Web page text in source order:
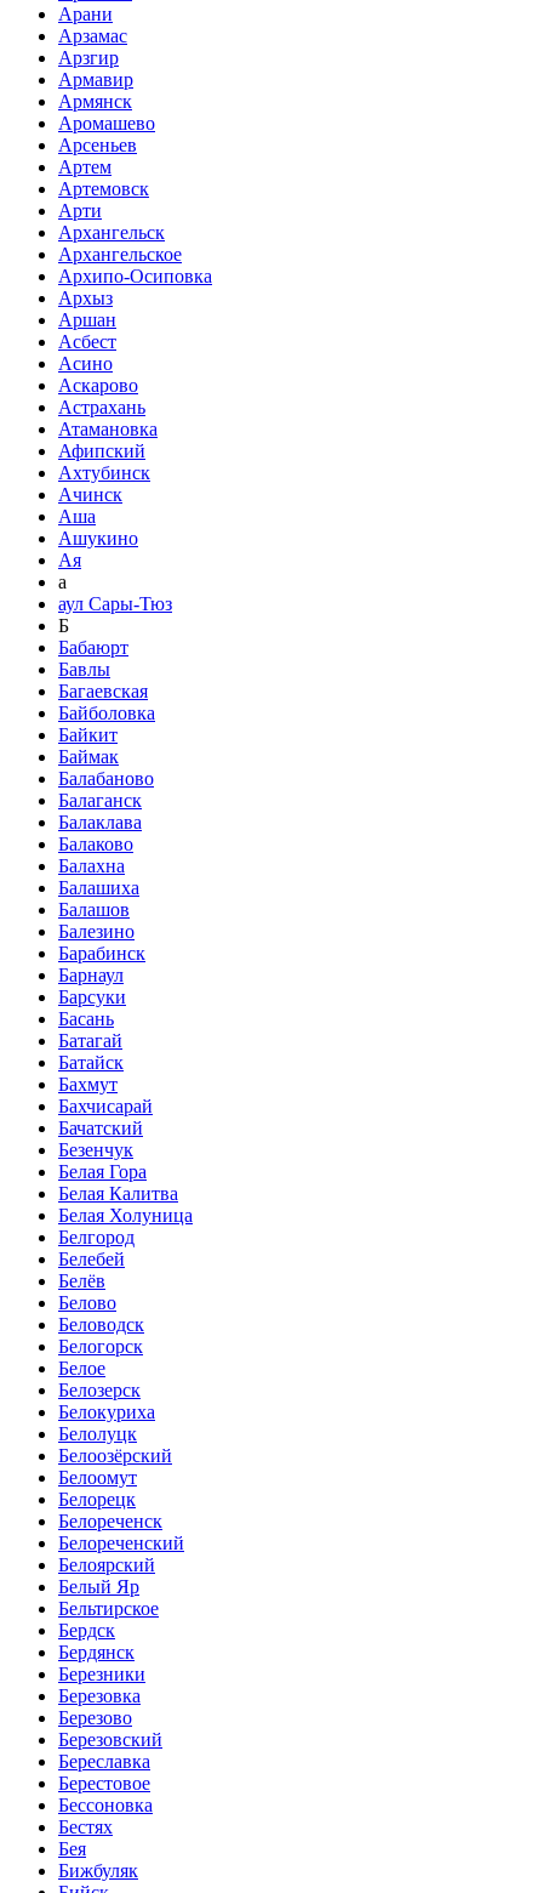
Арани
Арзамас
Арзгир
Армавир
Армянск
Аромашево
Арсеньев
Артем
Артемовск
Арти
Архангельск
Архангельское
Архипо-Осиповка
Архыз
Аршан
Асбест
Асино
Аскарово
Астрахань
Атамановка
Афипский
Ахтубинск
Ачинск
Аша
Ашукино
Ая
а
аул Сары-Тюз
Б
Бабаюрт
Бавлы
Багаевская
Байболовка
Байкит
Баймак
Балабаново
Балаганск
Балаклава
Балаково
Балахна
Балашиха
Балашов
Балезино
Барабинск
Барнаул
Барсуки
Басань
Батагай
Батайск
Бахмут
Бахчисарай
Бачатский
Безенчук
Белая Гора
Белая Калитва
Белая Холуница
Белгород
Белебей
Белёв
Белово
Беловодск
Белогорск
Белое
Белозерск
Белокуриха
Белолуцк
Белоозёрский
Белоомут
Белорецк
Белореченск
Белореченский
Белоярский
Белый Яр
Бельтирское
Бердск
Бердянск
Березники
Березовка
Березово
Березовский
Береславка
Берестовое
Бессоновка
Бестях
Бея
Бижбуляк